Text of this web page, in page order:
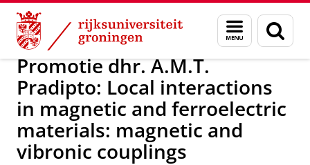
Skip
Content
Skip
Navigation
Menu
en
zoeken
Over ons Actueel Nieuws
Promotie dhr. A.M.T.
Pradipto: Local interactions
in magnetic and ferroelectric
materials: magnetic and
vibronic couplings